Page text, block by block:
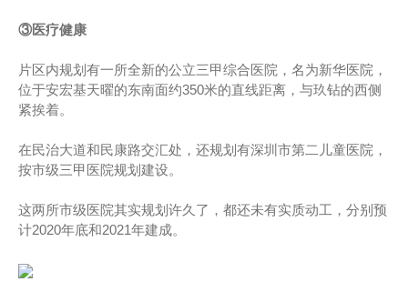
③医疗健康
片区内规划有一所全新的公立三甲综合医院，名为新华医院，
位于安宏基天曜的东南面约350米的直线距离，与玖钻的西侧
紧挨着。
在民治大道和民康路交汇处，还规划有深圳市第二儿童医院，
按市级三甲医院规划建设。
这两所市级医院其实规划许久了，都还未有实质动工，分别预
计2020年底和2021年建成。